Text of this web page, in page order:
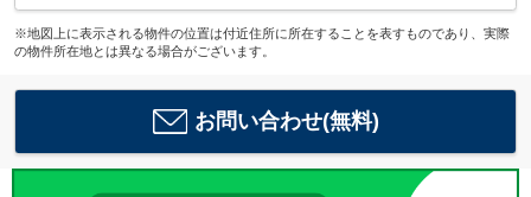
※地図上に表示される物件の位置は付近住所に所在することを表すものであり、実際
の物件所在地とは異なる場合がございます。
お問い合わせ(無料)